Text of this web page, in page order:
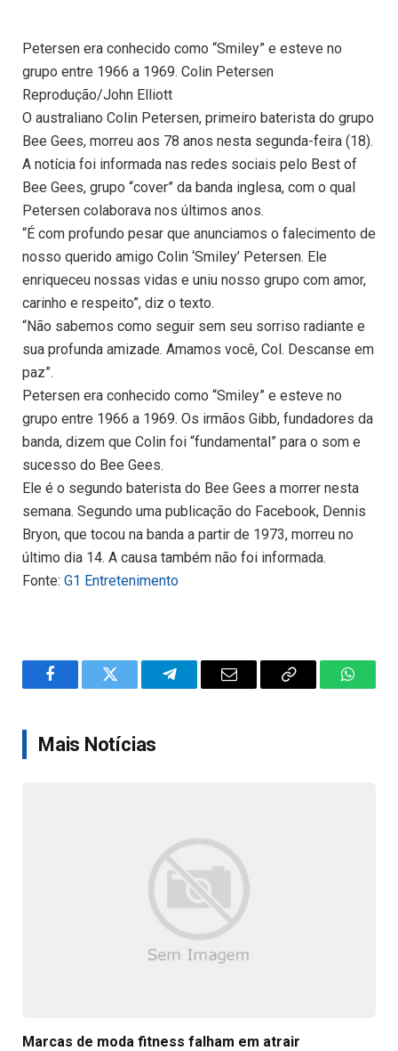
Petersen era conhecido como “Smiley” e esteve no
grupo entre 1966 a 1969. Colin Petersen
Reprodução/John Elliott
O australiano Colin Petersen, primeiro baterista do grupo
Bee Gees, morreu aos 78 anos nesta segunda-feira (18).
A notícia foi informada nas redes sociais pelo Best of
Bee Gees, grupo “cover” da banda inglesa, com o qual
Petersen colaborava nos últimos anos.
“É com profundo pesar que anunciamos o falecimento de
nosso querido amigo Colin ‘Smiley’ Petersen. Ele
enriqueceu nossas vidas e uniu nosso grupo com amor,
carinho e respeito”, diz o texto.
“Não sabemos como seguir sem seu sorriso radiante e
sua profunda amizade. Amamos você, Col. Descanse em
paz”.
Petersen era conhecido como “Smiley” e esteve no
grupo entre 1966 a 1969. Os irmãos Gibb, fundadores da
banda, dizem que Colin foi “fundamental” para o som e
sucesso do Bee Gees.
Ele é o segundo baterista do Bee Gees a morrer nesta
semana. Segundo uma publicação do Facebook, Dennis
Bryon, que tocou na banda a partir de 1973, morreu no
último dia 14. A causa também não foi informada.
Fonte: G1 Entretenimento
FacebookTwitter TelegramEmail
Copy
Mais Notícias
Marcas de moda fitness falham em atrair